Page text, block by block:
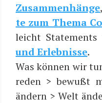
Zusam­men­hän­ge
te zum The­ma
leicht
und Erleb­nis­se.
Was kön­nen wir
reden > bewußt
ändern > Welt